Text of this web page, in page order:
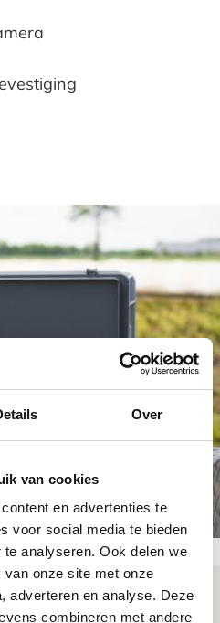
Over
van cookies
en advertenties te
voor social media te bieden
analyseren. Ook delen we
onze site met onze
adverteren en analyse. Deze
combineren met andere